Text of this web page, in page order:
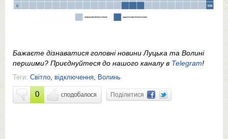
Бажаєте дізнаватися головні новини Луцька та Волині
першими? Приєднуйтеся до нашого каналу в Telegram!
Теги: Світло, відключення, Волинь
0 Поділитися